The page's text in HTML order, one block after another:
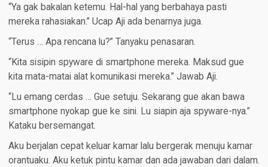
“Ya gak bakalan ketemu. Hal-hal yang berbahaya pasti
mereka rahasiakan.” Ucap Aji ada benarnya juga.
“Terus … Apa rencana lu?” Tanyaku penasaran.
“Kita sisipin spyware di smartphone mereka. Maksud gue
kita mata-matai alat komunikasi mereka.” Jawab Aji.
“Lu emang cerdas … Gue setuju. Sekarang gue akan bawa
smartphone nyokap gue ke sini. Lu siapin aja spyware-nya.”
Kataku bersemangat.
Aku berjalan cepat keluar kamar lalu bergerak menuju kamar
orantuaku. Aku ketuk pintu kamar dan ada jawaban dari dalam.